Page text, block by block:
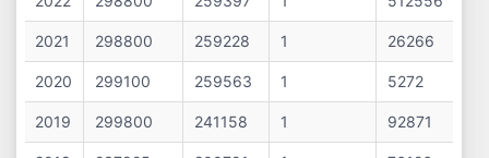
2021 298800 259228 1 26266
2020 299100 259563 1 5272
2019 299800 241158 1 92871